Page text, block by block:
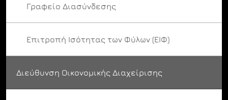
Γραφείο Διασύνδεσης
Επιτροπή Ισότητας των Φύλων (ΕΙΦ)
Διεύθυνση Οικονομικής Διαχείρισης